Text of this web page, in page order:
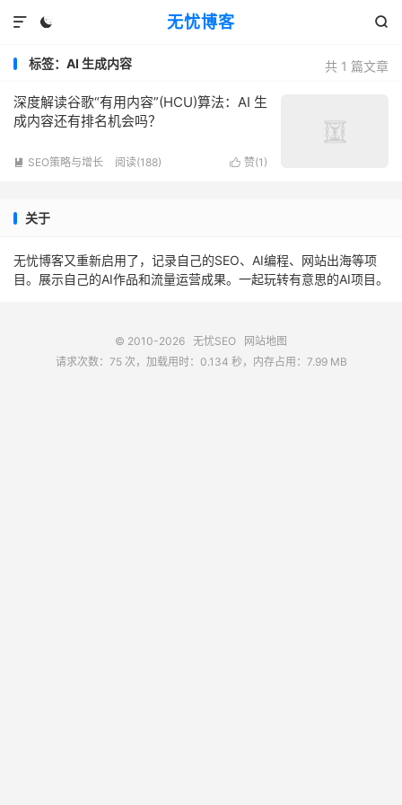
无忧博客
 

共 1 篇文章
标签：AI 生成内容
深度解读谷歌“有用内容”(HCU)算法：AI 生
成内容还有排名机会吗？
 赞(1 )
 SEO策略与增长 阅读(188)
关于
无忧博客又重新启用了，记录自己的SEO、AI编程、网站出海等项
目。展示自己的AI作品和流量运营成果。一起玩转有意思的AI项目。
© 2010-2026 无忧SEO
网站地图
请求次数：75 次，加载用时：0.134 秒，内存占用：7.99 MB